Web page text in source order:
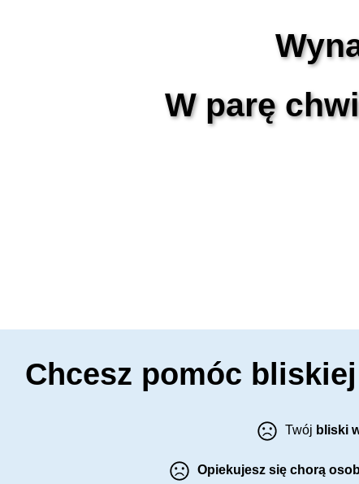
W parę
Chcesz pomóc
Twój bliski
Opiekujesz się chorą